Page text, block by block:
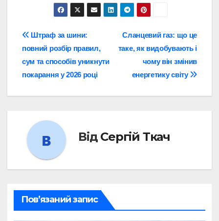
Навігація
записів
Сланцевий газ: що це
таке, як видобувають і
чому він змінив
енергетику світу
Штраф за шини:
повний розбір правил,
сум та способів уникнути
покарання у 2026 році
Від Сергій Ткач
Пов’язаний запис